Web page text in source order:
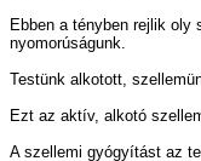
Ebben a tényben rejlik oly
nyomorúságunk.
Testünk alkotott,
Ezt az aktív, alkotó
A szellemi gyógyítást az